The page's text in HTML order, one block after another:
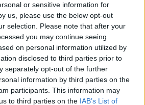
or sensitive information for
us, please use the below opt-out
selection. Please note that after your
you may continue seeing
on personal information utilized by
disclosed to third parties prior to
separately opt-out of the further
information by third parties on the
participants. This information may
to third parties on the IAB’s List of